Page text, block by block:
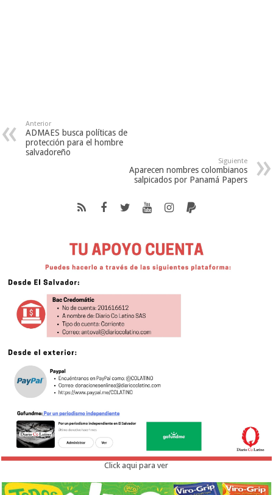
Anterior
ADMAES busca políticas de
protección para el hombre
salvadoreño
Siguiente
Aparecen nombres colombianos
salpicados por Panamá Papers
Click aqui para ver